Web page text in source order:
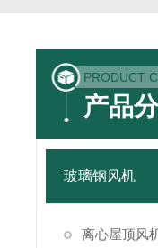
PRODUCT
产品
玻璃钢风机
离心屋顶风